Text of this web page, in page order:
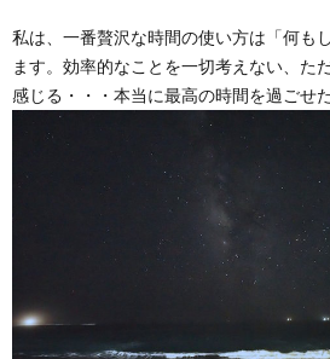
私は、一番贅沢な時間の使い方は「何も
ます。効率的なことを一切考えない、た
感じる・・・本当に最高の時間を過ごせ